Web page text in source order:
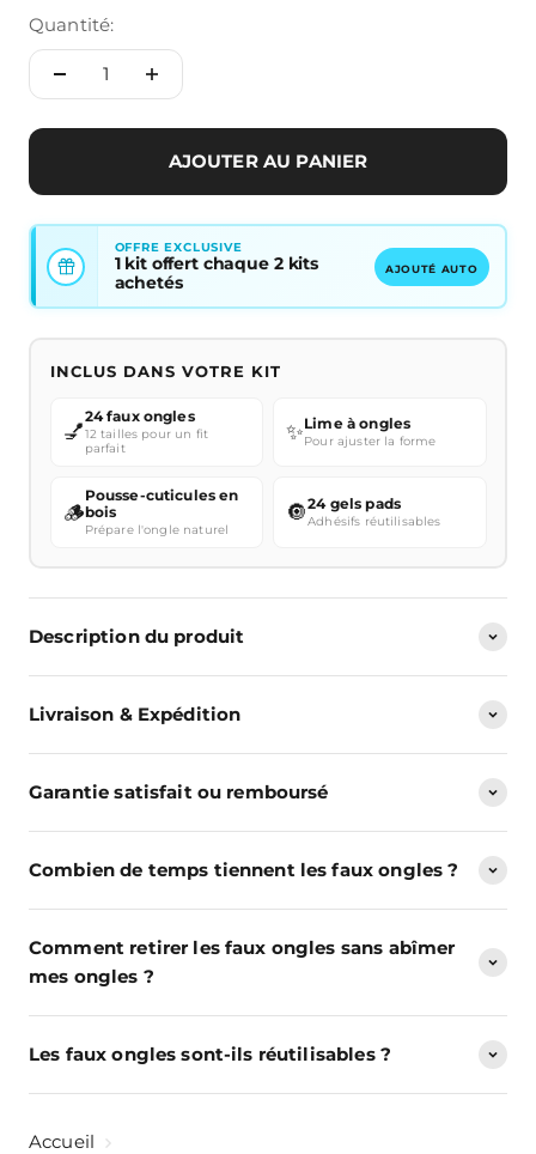
Quantité:
AJOUTER AU PANIER
OFFRE EXCLUSIVE
1 kit offert chaque 2 kits
achetés
AJOUTÉ AUTO
INCLUS DANS VOTRE KIT
💅
24 faux ongles
12 tailles pour un fit
parfait
✨Lime à ongles
Pour ajuster la forme
🪵
Pousse-cuticules en
bois
Prépare l'ongle naturel
🔘24 gels pads
Adhésifs réutilisables
Description du produit
Livraison & Expédition
Garantie satisfait ou remboursé
Combien de temps tiennent les faux ongles ?
Comment retirer les faux ongles sans abîmer
mes ongles ?
Les faux ongles sont-ils réutilisables ?
Accueil